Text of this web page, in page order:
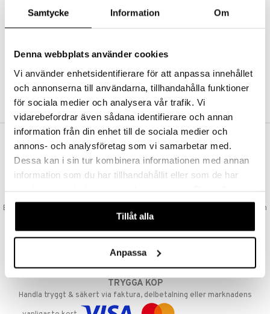
Samtycke Information Om
Denna webbplats använder cookies
Vi använder enhetsidentifierare för att anpassa innehållet
och annonserna till användarna, tillhandahålla funktioner
för sociala medier och analysera vår trafik. Vi
vidarebefordrar även sådana identifierare och annan
information från din enhet till de sociala medier och
annons- och analysföretag som vi samarbetar med.
Dessa kan i sin tur kombinera informationen med annan
information som du har tillhandahållit eller som de har
våra cookies vid fortsatt användande av vår webbplats.
Tillåt alla
Anpassa
Abonnemang
Bevaka produkter
Recensera produkter
SKAPA KUND
VAD KOSTAR FRAKTEN?
Vi erbjuder fri frakt från 350 kr. Vår gräns för fraktfri leverans bestäms
utifån vilken avdelning du handlar från. Läs mer här »
Beställningar lagda före 14:00 (gäller varor i lager) skickas normalt ut från
oss samma dag.
GODKÄND AV LÄKEMEDELSVERKET
EU-logotypen är symbolen som visar att vi är godkända av
TRYGGA KÖP
Handla tryggt & säkert via faktura, delbetalning eller marknadens